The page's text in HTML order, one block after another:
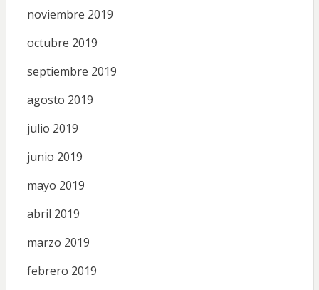
noviembre 2019
octubre 2019
septiembre 2019
agosto 2019
julio 2019
junio 2019
mayo 2019
abril 2019
marzo 2019
febrero 2019